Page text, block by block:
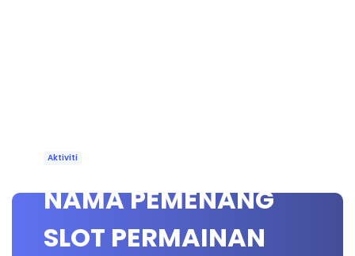
Aktiviti
NAMA PEMENANG
SLOT PERMAINAN